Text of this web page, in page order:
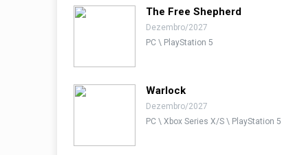
The Free Shepherd
Dezembro/2027
PC \ PlayStation 5
Warlock
Dezembro/2027
PC \ Xbox Series X/S \ PlayStation 5